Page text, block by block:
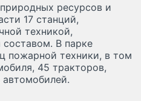
ресурсов и
17 станций,
техникой,
В парке
пожарной техники, в том
45 тракторов,
автомобилей.